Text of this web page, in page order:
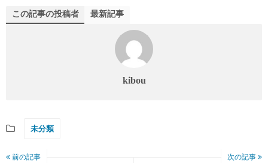
この記事の投稿者 最新記事
kibou
未分類
前の記事 次の記事